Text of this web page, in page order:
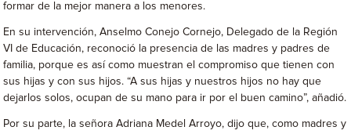
formar de la mejor manera a los menores.
En su intervención, Anselmo Conejo Cornejo, Delegado de la Región
VI de Educación, reconoció la presencia de las madres y padres de
familia, porque es así como muestran el compromiso que tienen con
sus hijas y con sus hijos. “A sus hijas y nuestros hijos no hay que
dejarlos solos, ocupan de su mano para ir por el buen camino”, añadió.
Por su parte, la señora Adriana Medel Arroyo, dijo que, como madres y